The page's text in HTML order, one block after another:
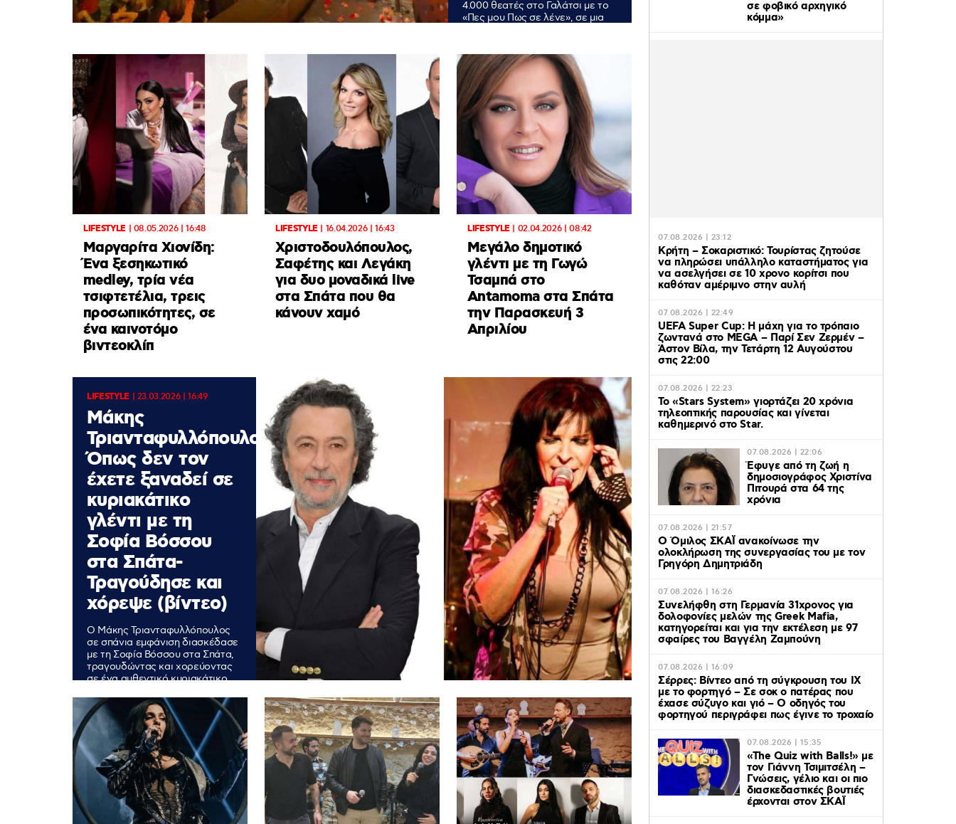
4.000 θεατές στο Γαλάτσι με το
«Πες μου Πως σε λένε», σε μια
έγιναν viral στα social media.
LIFESTYLE| 08.05.2026 | 16:48
Μαργαρίτα Χιονίδη:
Ένα ξεσηκωτικό
medley, τρία νέα
τσιφτετέλια, τρεις
προσωπικότητες, σε
ένα καινοτόμο
βιντεοκλίπ
LIFESTYLE| 16.04.2026 | 16:43
Xριστοδουλόπουλος,
Σαφέτης και Λεγάκη
για δυο μοναδικά live
στα Σπάτα που θα
κάνουν χαμό
LIFESTYLE| 02.04.2026 | 08:42
Μεγάλο δημοτικό
γλέντι με τη Γωγώ
Τσαμπά στο
Antamoma στα Σπάτα
την Παρασκευή 3
Απριλίου
LIFESTYLE| 23.03.2026 | 16:49
Μάκης
Τριανταφυλλόπουλος:
Όπως δεν τον
έχετε ξαναδεί σε
κυριακάτικο
γλέντι με τη
Σοφία Βόσσου
στα Σπάτα-
Τραγούδησε και
χόρεψε (βίντεο)
Ο Μάκης Τριανταφυλλόπουλος
σε σπάνια εμφάνιση διασκέδασε
με τη Σοφία Βόσσου στα Σπάτα,
τραγουδώντας και χορεύοντας
σε ένα αυθεντικό κυριακάτικο
σε φοβικό αρχηγικό
κόμμα»
07.08.2026 | 23:12
Κρήτη – Σοκαριστικό: Τουρίστας ζητούσε
να πληρώσει υπάλληλο καταστήματος για
να ασελγήσει σε 10 χρονο κορίτσι που
καθόταν αμέριμνο στην αυλή
07.08.2026 | 22:49
UEFA Super Cup: Η μάχη για το τρόπαιο
ζωντανά στο MEGA – Παρί Σεν Ζερμέν –
Άστον Βίλα, την Τετάρτη 12 Αυγούστου
στις 22:00
07.08.2026 | 22:23
Το «Stars System» γιορτάζει 20 χρόνια
τηλεοπτικής παρουσίας και γίνεται
καθημερινό στο Star.
07.08.2026 | 22:06
Έφυγε από τη ζωή η
δημοσιογράφος Χριστίνα
Πιτουρά στα 64 της
χρόνια
07.08.2026 | 21:57
Ο Όμιλος ΣΚΑΪ ανακοίνωσε την
ολοκλήρωση της συνεργασίας του με τον
Γρηγόρη Δημητριάδη
07.08.2026 | 16:26
Συνελήφθη στη Γερμανία 31χρονος για
δολοφονίες μελών της Greek Mafia,
κατηγορείται και για την εκτέλεση με 97
σφαίρες του Βαγγέλη Ζαμπούνη
07.08.2026 | 16:09
Σέρρες: Βίντεο από τη σύγκρουση του ΙΧ
με το φορτηγό – Σε σοκ ο πατέρας που
έχασε σύζυγο και γιό – Ο οδηγός του
φορτηγού περιγράφει πως έγινε το τροχαίο
07.08.2026 | 15:35
«The Quiz with Balls!» με
τον Γιάννη Τσιμιτσέλη –
Γνώσεις, γέλιο και οι πιο
διασκεδαστικές βουτιές
έρχονται στον ΣΚΑΪ